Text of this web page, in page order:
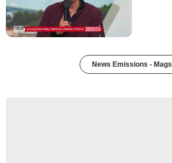
News Emissions - Mags